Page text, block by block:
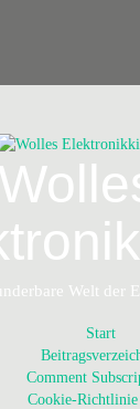
Welt der
Start
Comment
Cookie-